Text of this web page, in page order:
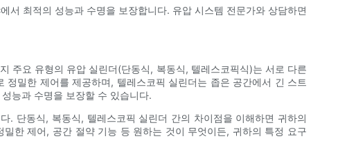
서 최적의 성능과 수명을 보장합니다. 유압 시스템 전문가와 상담하면
주요 유형의 유압 실린더(단동식, 복동식, 텔레스코픽식)는 서로 다른
밀한 제어를 제공하며, 텔레스코픽 실린더는 좁은 공간에서 긴 스트
능과 수명을 보장할 수 있습니다.
. 단동식, 복동식, 텔레스코픽 실린더 간의 차이점을 이해하면 귀하의
한 제어, 공간 절약 기능 등 원하는 것이 무엇이든, 귀하의 특정 요구